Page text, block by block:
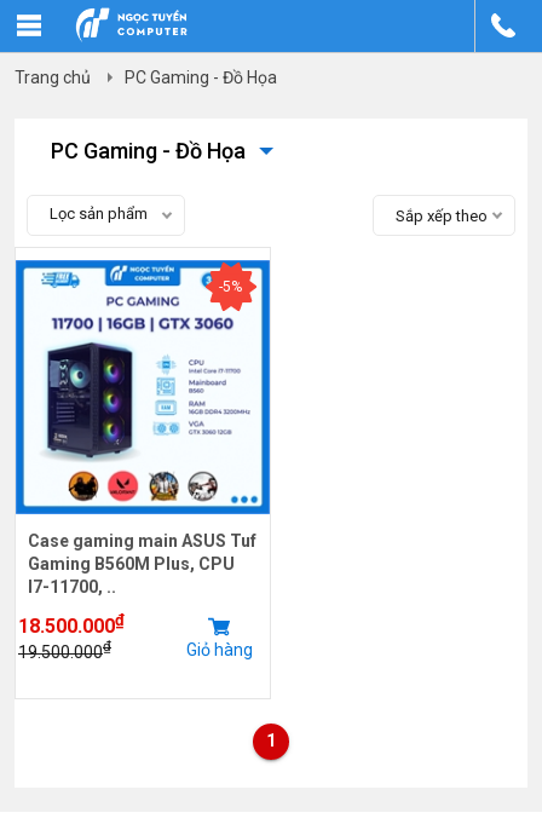
Trang chủ PC Gaming - Đồ Họa
PC Gaming - Đồ Họa
Lọc sản phẩm Sắp xếp theo
-5%
Case gaming main ASUS Tuf
Gaming B560M Plus, CPU
I7-11700, ..
18.500.000₫
19.500.000₫ Giỏ hàng
1